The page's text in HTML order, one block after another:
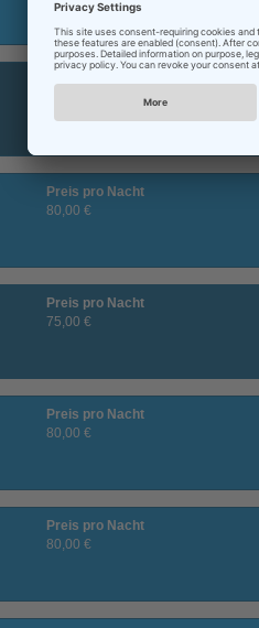
Preis pro Nacht
Preis pro Nacht
80,00 €
Preis pro Nacht
75,00 €
Preis pro Nacht
80,00 €
Preis pro Nacht
80,00 €